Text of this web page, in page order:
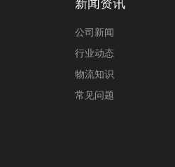
新闻资讯
公司新闻
行业动态
物流知识
常见问题